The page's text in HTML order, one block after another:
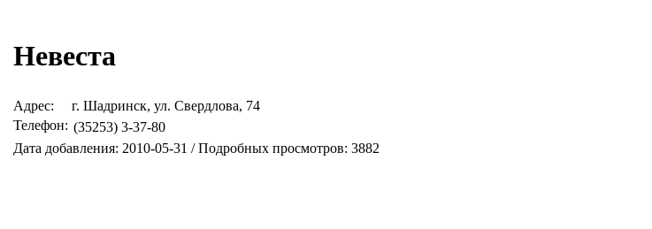
Невеста
Адрес:
г. Шадринск, ул. Свердлова, 74
Телефон: (35253) 3-37-80
Дата добавления: 2010-05-31 / Подробных просмотров: 3882